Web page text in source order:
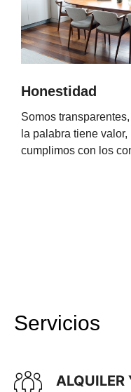
Honestidad
Somos
la palabra tiene
cumplimos con los
Servicios
ALQUILER